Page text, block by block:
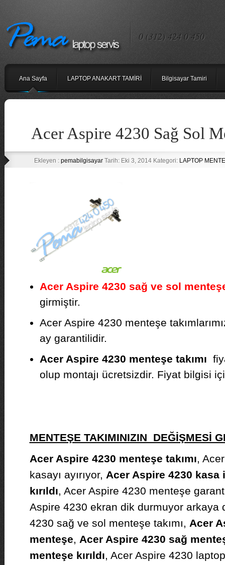
0 (312) 424 0 450
Ana Sayfa LAPTOP ANAKART TAMİRİ Bilgisayar Tamiri
Acer Aspire 4230 Sağ Sol
Ekleyen : pemabilgisayarTarih: Eki 3, 2014 Kategori: LAPTOP
Acer Aspire 4230 sağ ve sol
girmiştir.
Acer Aspire 4230 menteşe
ay garantilidir.
Acer Aspire 4230 menteşe takımı
olup montajı ücretsizdir. Fiyat bilgisi
MENTEŞE TAKIMINIZIN DEĞİŞMESİ
Acer Aspire 4230 menteşe takımı,
kasayı ayırıyor, Acer Aspire 4230 kasa
kırıldı, Acer Aspire 4230 menteşe
Aspire 4230 ekran dik durmuyor arkaya
4230 sağ ve sol menteşe takımı, Acer
menteşe, Acer Aspire 4230 sağ
menteşe kırıldı, Acer Aspire 4230